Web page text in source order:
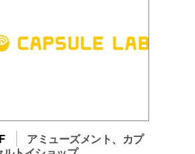
アミューズメント、カプ